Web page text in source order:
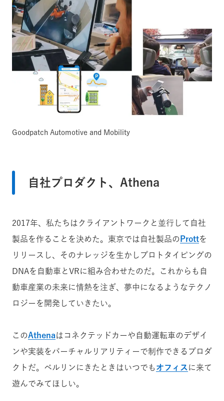
Goodpatch Automotive and Mobility
自社プロダクト、Athena
2017年、私たちはクライアントワークと並行して自社
製品を作ることを決めた。東京では自社製品の Prottを
リリースし、そのナレッジを生かしプロトタイピングの
DNAを自動車とVRに組み合わせたのだ。これからも自
動車産業の未来に情熱を注ぎ、夢中になるようなテクノ
ロジーを開発していきたい。
このAthenaはコネクテッドカーや自動運転車のデザイ
ンや実装をバーチャルリアリティーで制作できるプロダ
クトだ。ベルリンにきたときはいつでも オフィス に来て
遊んでみてほしい。